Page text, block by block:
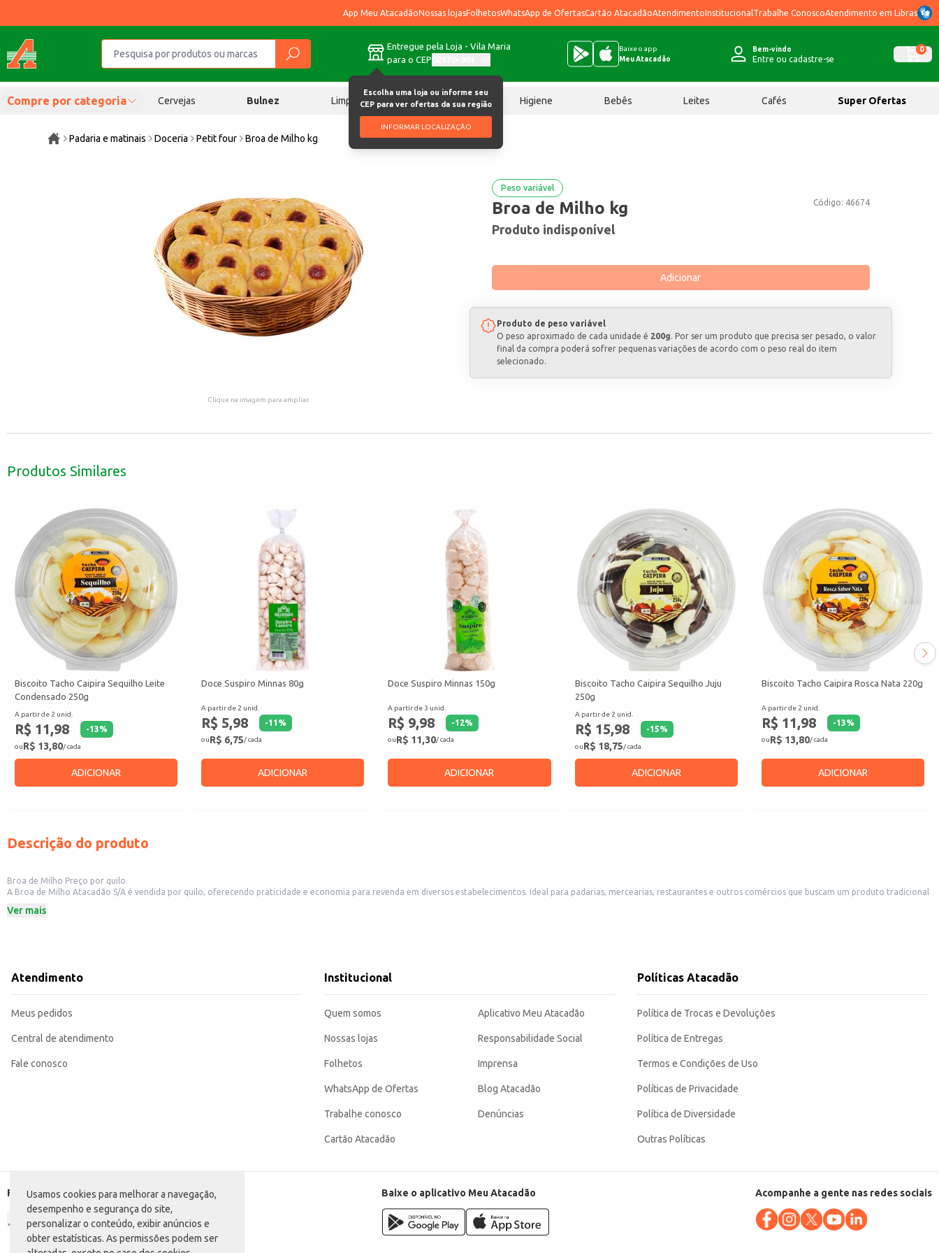
Usamos cookies para melhorar a navegação,
desempenho e segurança do site,
personalizar o conteúdo, exibir anúncios e
obter estatísticas. As permissões podem ser
App Meu AtacadãoNossas lojasFolhetosWhatsApp de OfertasCartão AtacadãoAtendimentoInstitucional Trabalhe ConoscoAtendimento em Libras
Entregue pela Loja - Vila Maria
para o CEP
Escolha uma loja ou informe seu
CEP para ver ofertas da sua região
INFORMAR LOCALIZAÇÃO
Baixe o app
Meu Atacadão
Bem-vindo
Entre ou cadastre-se
0
Compre por categoria Cervejas Bulnez Limpeza Chocolates Higiene Bebês Leites Cafés Super Ofertas
Padaria e matinais Doceria Petit four Broa de Milho kg
Clique na imagem para ampliar.
Peso variável
Código: 46674
Broa de Milho kg
Produto indisponível
Adicionar
Produto de peso variável
O peso aproximado de cada unidade é 200g. Por ser um produto que precisa ser pesado, o valor
final da compra poderá sofrer pequenas variações de acordo com o peso real do item
selecionado.
Produtos Similares
Biscoito Tacho Caipira Sequilho Leite
Condensado 250g
A partir de 2 unid.
R$ 11,98 -13%
ouR$ 13,80/ cada
ADICIONAR
Doce Suspiro Minnas 80g
A partir de 2 unid.
R$ 5,98 -11 %
ouR$ 6,75/ cada
ADICIONAR
Doce Suspiro Minnas 150g
A partir de 3 unid.
R$ 9,98 -12%
ouR$ 11,30/ cada
ADICIONAR
Biscoito Tacho Caipira Sequilho Juju
250g
A partir de 2 unid.
R$ 15,98 -15%
ouR$ 18,75/ cada
ADICIONAR
Biscoito Tacho Caipira Rosca Nata 220g
A partir de 2 unid.
R$ 11,98 -13%
ouR$ 13,80/ cada
ADICIONAR
Descrição do produto
Broa de Milho Preço por quilo
A Broa de Milho Atacadão S/A é vendida por quilo, oferecendo praticidade e economia para revenda em diversos estabelecimentos. Ideal para padarias, mercearias, restaurantes e outros comércios que buscam um produto tradicional
Dicas de uso:
A Broa de Milho Atacadão S/A proporciona um bom custo-benefício para comerciantes, permitindo margem de lucro e atendendo a um público que aprecia produtos de qualidade e sabor caseiro. Sua praticidade na compra e venda
contribui para a eficiência do seu negócio.
Marca: Atacadão S/A
Categoria: Pão de milho
Ver mais
Atendimento
Meus pedidos
Central de atendimento
Fale conosco
Institucional
Quem somos
Nossas lojas
Folhetos
WhatsApp de Ofertas
Trabalhe conosco
Cartão Atacadão
Aplicativo Meu Atacadão
Responsabilidade Social
Imprensa
Blog Atacadão
Denúncias
Políticas Atacadão
Política de Trocas e Devoluções
Política de Entregas
Termos e Condições de Uso
Políticas de Privacidade
Política de Diversidade
Outras Políticas
Formas de pagamento Baixe o aplicativo Meu Atacadão Acompanhe a gente nas redes sociais